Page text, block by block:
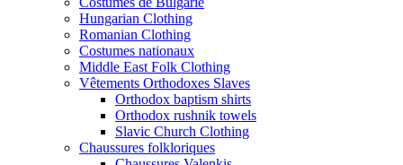
Hungarian Clothing
Romanian Clothing
Costumes nationaux
Middle East Folk Clothing
Vêtements Orthodoxes Slaves
Orthodox baptism shirts
Orthodox rushnik towels
Slavic Church Clothing
Chaussures folkloriques